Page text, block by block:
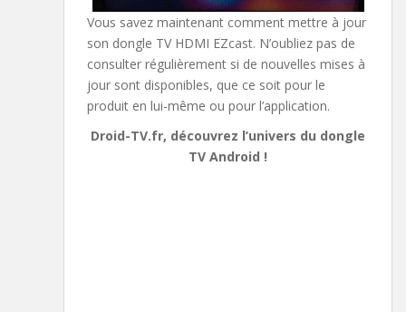
Vous savez maintenant comment mettre à jour
son dongle TV HDMI EZcast. N’oubliez pas de
consulter régulièrement si de nouvelles mises à
jour sont disponibles, que ce soit pour le
produit en lui-même ou pour l’application.
Droid-TV.fr, découvrez l’univers du dongle
TV Android !